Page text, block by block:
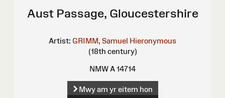
Aust Passage, Gloucestershire
Artist: GRIMM, Samuel Hieronymous
(18th century)
NMW A 14714
Mwy am yr eitem hon